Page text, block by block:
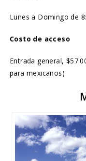
Lunes a Domingo de
Costo de acceso
Entrada general,
para mexicanos)